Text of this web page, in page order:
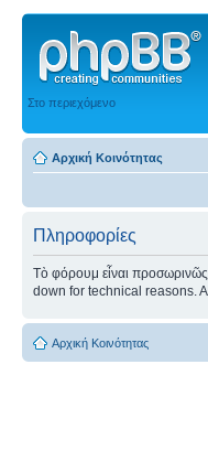
Στο περιεχόμενο
Αρχική Κοινότητας
Πληροφορίες
Τὸ φόρουμ εἶναι
down for technical reasons.
Αρχική Κοινότητας